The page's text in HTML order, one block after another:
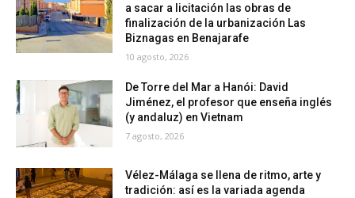
a sacar a licitación las obras de
finalización de la urbanización Las
Biznagas en Benajarafe
10 agosto, 2026
De Torre del Mar a Hanói: David
Jiménez, el profesor que enseña inglés
(y andaluz) en Vietnam
7 agosto, 2026
Vélez-Málaga se llena de ritmo, arte y
tradición: así es la variada agenda